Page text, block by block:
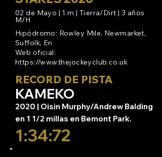
que el premio original era de
2100 libras esterlinas).
A mediados de la década de
1860, las 2000 Guineas se
consideraban una de las
Gran Bretaña para caballos de
tres años. Las cinco pruebas
principales para este grupo de
edad, caracterizadas por
distancias crecientes a medida
que avanzaba la temporada,
02 de Mayo | 1 m | Tierra/Dirt | 3 años
M/H
Hipódromo: Rowley Mile, Newmarket,
Suffolk, En
Web oficial:
https://www.thejockeyclub.co.uk
RECORD DE PISTA
KAMEKO
2020 | Oisin Murphy/Andrew Balding
en 1 1/2 millas en Bemont Park.
1:34:72